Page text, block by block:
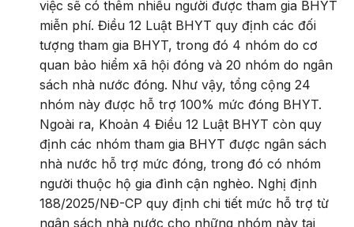
việc sẽ có thêm nhiều người được tham gia BHYT
miễn phí. Điều 12 Luật BHYT quy định các đối
tượng tham gia BHYT, trong đó 4 nhóm do cơ
quan bảo hiểm xã hội đóng và 20 nhóm do ngân
sách nhà nước đóng. Như vậy, tổng cộng 24
nhóm này được hỗ trợ 100% mức đóng BHYT.
Ngoài ra, Khoản 4 Điều 12 Luật BHYT còn quy
định các nhóm tham gia BHYT được ngân sách
nhà nước hỗ trợ mức đóng, trong đó có nhóm
người thuộc hộ gia đình cận nghèo. Nghị định
188/2025/NĐ-CP quy định chi tiết mức hỗ trợ từ
ngân sách nhà nước cho những nhóm này tại